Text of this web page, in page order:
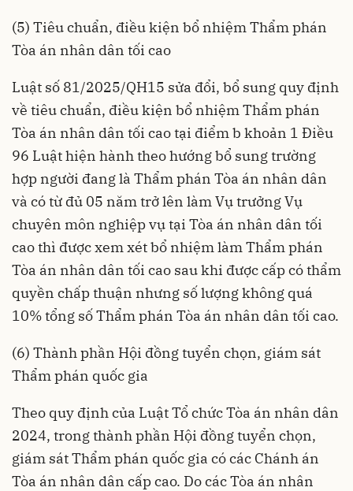
(5) Tiêu chuẩn, điều kiện bổ nhiệm Thẩm phán
Tòa án nhân dân tối cao
Luật số 81/2025/QH15 sửa đổi, bổ sung quy định
về tiêu chuẩn, điều kiện bổ nhiệm Thẩm phán
Tòa án nhân dân tối cao tại điểm b khoản 1 Điều
96 Luật hiện hành theo hướng bổ sung trường
hợp người đang là Thẩm phán Tòa án nhân dân
và có từ đủ 05 năm trở lên làm Vụ trưởng Vụ
chuyên môn nghiệp vụ tại Tòa án nhân dân tối
cao thì được xem xét bổ nhiệm làm Thẩm phán
Tòa án nhân dân tối cao sau khi được cấp có thẩm
quyền chấp thuận nhưng số lượng không quá
10% tổng số Thẩm phán Tòa án nhân dân tối cao.
(6) Thành phần Hội đồng tuyển chọn, giám sát
Thẩm phán quốc gia
Theo quy định của Luật Tổ chức Tòa án nhân dân
2024, trong thành phần Hội đồng tuyển chọn,
giám sát Thẩm phán quốc gia có các Chánh án
Tòa án nhân dân cấp cao. Do các Tòa án nhân